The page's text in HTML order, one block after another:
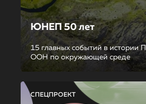
ЮНЕП 50 лет
15 главных событий в истории
ООН по окружающей среде
СПЕЦПРОЕКТ